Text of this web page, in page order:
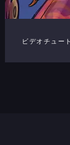
ビデオチュー